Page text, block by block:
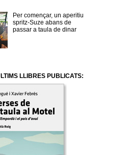
Per començar, un aperitiu
spritz-Suze abans de
passar a taula de dinar
LLIBRES PUBLICATS: